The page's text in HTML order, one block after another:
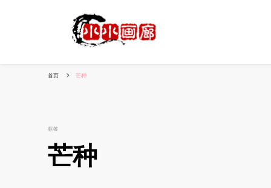
首页 芒种
标签
芒种